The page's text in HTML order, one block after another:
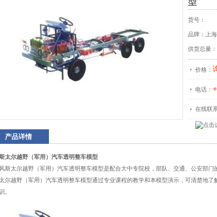
型
货号：
品牌：上
供货总量
价格：
电话：
在线联
产品详情
太尔越野（军用）汽车透明整车模型
太尔越野（军用）汽车透明整车模型是配合大中专院校，部队、交通、公安部门
尔越野（军用）汽车透明整车模型通过专业课程的教学和本模型演示，可清楚地
。